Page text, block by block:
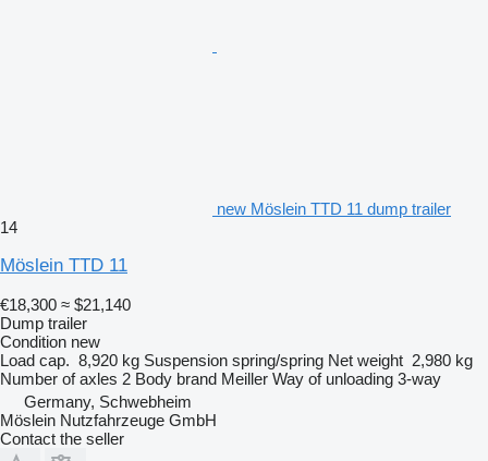
new Möslein TTD 11 dump trailer
14
Möslein TTD 11
€18,300 ≈ $21,140
Dump trailer
Condition new
Load cap. 8,920 kg Suspension spring/spring Net weight 2,980 kg
Number of axles 2 Body brand Meiller Way of unloading 3-way
Germany, Schwebheim
Möslein Nutzfahrzeuge GmbH
Contact the seller